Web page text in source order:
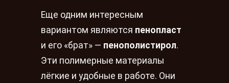
Еще одним интересным
вариантом являются пенопласт
и его «брат» — пенополистирол.
Эти полимерные материалы
лёгкие и удобные в работе. Они